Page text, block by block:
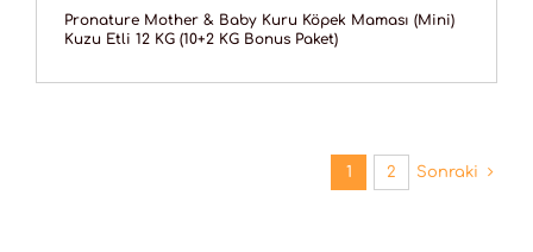
Pronature Mother & Baby Kuru Köpek Maması (Mini)
Kuzu Etli 12 KG (10+2 KG Bonus Paket)
1 2 Sonraki